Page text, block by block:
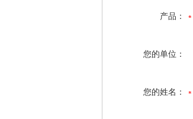
产品：
您的单位：
您的姓名：